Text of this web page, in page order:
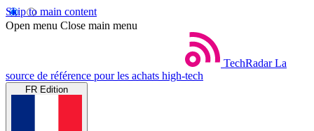
Skip to main content
Open menu Close main menu
TechRadar La
source de référence pour les achats high-tech
FR Edition